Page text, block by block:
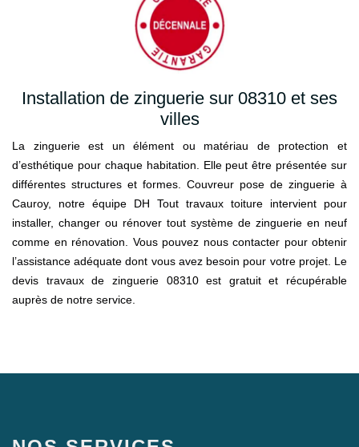
Installation de zinguerie sur 08310 et ses
villes
La zinguerie est un élément ou matériau de protection et
d’esthétique pour chaque habitation. Elle peut être présentée sur
différentes structures et formes. Couvreur pose de zinguerie à
Cauroy, notre équipe DH Tout travaux toiture intervient pour
installer, changer ou rénover tout système de zinguerie en neuf
comme en rénovation. Vous pouvez nous contacter pour obtenir
l’assistance adéquate dont vous avez besoin pour votre projet. Le
devis travaux de zinguerie 08310 est gratuit et récupérable
auprès de notre service.